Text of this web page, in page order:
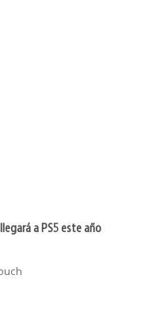
a PS5 este año